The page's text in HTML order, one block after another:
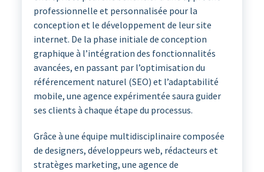
professionnelle et personnalisée pour la
conception et le développement de leur site
internet. De la phase initiale de conception
graphique à l’intégration des fonctionnalités
avancées, en passant par l’optimisation du
référencement naturel (SEO) et l’adaptabilité
mobile, une agence expérimentée saura guider
ses clients à chaque étape du processus.
Grâce à une équipe multidisciplinaire composée
de designers, développeurs web, rédacteurs et
stratèges marketing, une agence de